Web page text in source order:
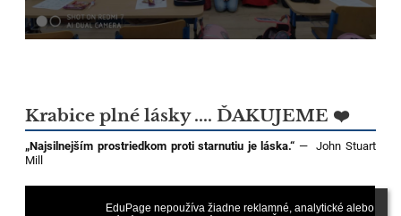
EduPage nepoužíva žiadne reklamné, analytické alebo
Krabice plné lásky .... ĎAKUJEME ❤️
„Najsilnejším prostriedkom proti starnutiu je láska.“ — John Stuart
Mill